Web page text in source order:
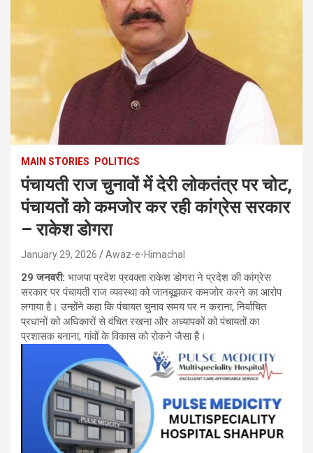
MAIN STORIES POLITICS
पंचायती राज चुनावों में देरी लोकतंत्र पर चोट,
पंचायतों को कमजोर कर रही कांग्रेस सरकार
– राकेश डोगरा
January 29, 2026 Awaz-e-Himachal
29 जनवरी: भाजपा प्रदेश प्रवक्ता राकेश डोगरा ने प्रदेश की कांग्रेस
सरकार पर पंचायती राज व्यवस्था को जानबूझकर कमजोर करने का आरोप
लगाया है। उन्होंने कहा कि पंचायत चुनाव समय पर न कराना, निर्वाचित
प्रधानों को अधिकारों से वंचित रखना और अध्यापकों को पंचायतों का
प्रशासक बनाना, गांवों के विकास को रोकने जैसा है।